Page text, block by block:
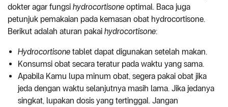
dokter agar fungsi hydrocortisone optimal. Baca juga
petunjuk pemakaian pada kemasan obat hydrocortisone.
Berikut adalah aturan pakai hydrocortisone:
Hydrocortisone tablet dapat digunakan setelah makan.
Konsumsi obat secara teratur pada waktu yang sama.
Apabila Kamu lupa minum obat, segera pakai obat jika
jeda dengan waktu selanjutnya masih lama. Jika jedanya
singkat, lupakan dosis yang tertinggal. Jangan